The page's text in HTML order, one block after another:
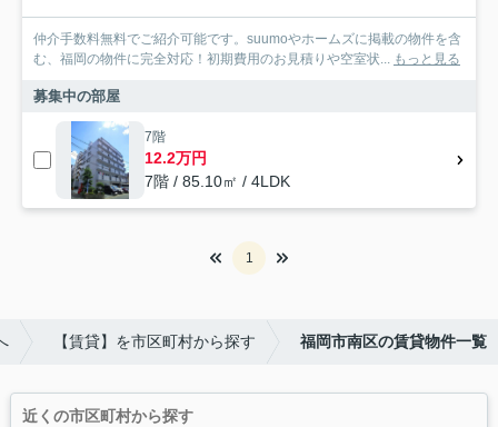
仲介手数料無料でご紹介可能です。suumoやホームズに掲載の物件を含
む、福岡の物件に完全対応！初期費用のお見積りや空室状... もっと見る
募集中の部屋
7階
12.2万円
7階 / 85.10㎡ / 4LDK
1
【賃貸】を市区町村から探す 福岡市南区の賃貸物件一覧
近くの市区町村から探す